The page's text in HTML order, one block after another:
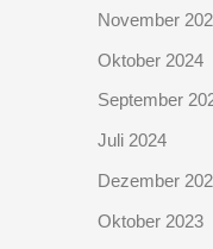
November
Oktober 2024
September
Juli 2024
Dezember
Oktober 2023